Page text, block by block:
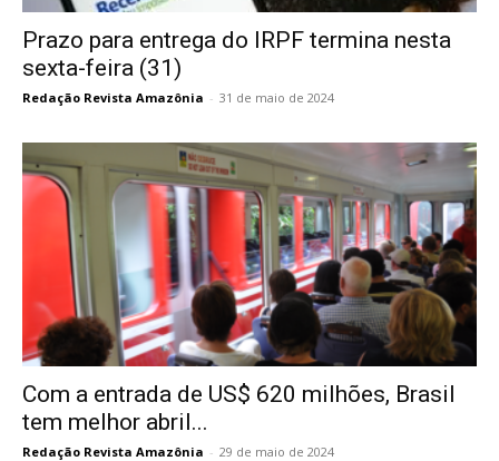
Prazo para entrega do IRPF termina nesta
sexta-feira (31)
Redação Revista Amazônia - 31 de maio de 2024
Com a entrada de US$ 620 milhões, Brasil
tem melhor abril...
Redação Revista Amazônia - 29 de maio de 2024